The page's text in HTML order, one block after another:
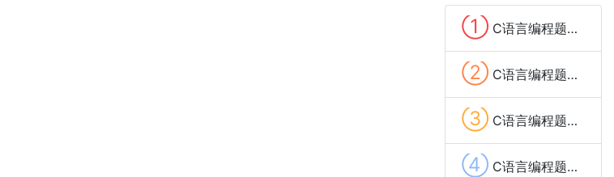
① C语言编程题计算一个整数的各位数字之和
② C语言编程题计算数组中的最大和最小值5种方法
③ C语言编程题计算数组的平均值6种方法
④ C语言编程题计算阶乘5种方法